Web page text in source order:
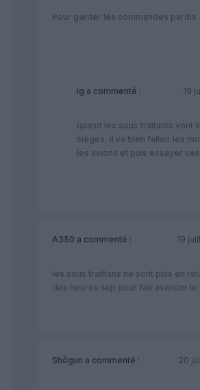
Pour garder les commandes pardis
ig a commenté :
19
quand les sous traitants vont
sièges, il va bien falloir les
les avions et puis essayer
A350 a commenté :
19
les sous traittans ne sont plus en
des heures sup pour fair avancer le
Shôgun a commenté :
20